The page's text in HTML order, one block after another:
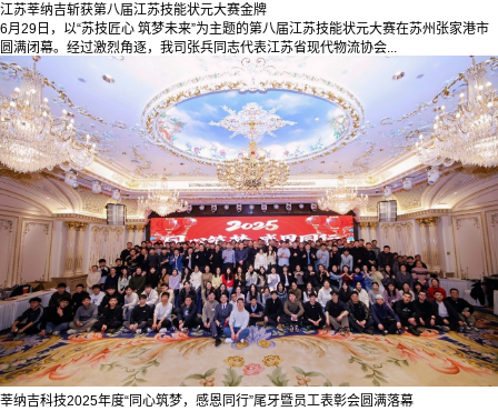
江苏莘纳吉斩获第八届江苏技能状元大赛金牌
6月29日，以“苏技匠心 筑梦未来”为主题的第八届江苏技能状元大赛在苏州张家港市
圆满闭幕。经过激烈角逐，我司张兵同志代表江苏省现代物流协会...
莘纳吉科技2025年度“同心筑梦，感恩同行”尾牙暨员工表彰会圆满落幕